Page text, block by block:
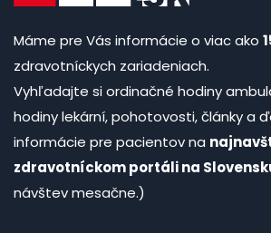
Máme pre Vás informácie o viac ako
zdravotníckych zariadeniach.
Vyhľadajte si ordinačné hodiny
hodiny lekární, pohotovosti, články a
informácie pre pacientov na
zdravotníckom portáli na
návštev mesačne.)